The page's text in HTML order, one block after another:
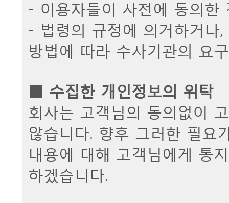
- 이용자들이 사전에 동의한
- 법령의 규정에 의거하거나
방법에 따라 수사기관의 요
■ 수집한 개인정보의 위탁
회사는 고객님의 동의없이
않습니다. 향후 그러한 필요
내용에 대해 고객님에게 통
하겠습니다.